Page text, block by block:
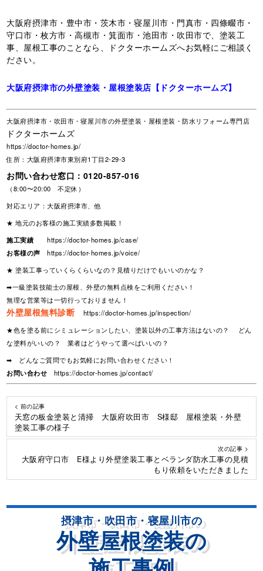
大阪府摂津市・豊中市・茨木市・寝屋川市・門真市・四條畷市・
守口市・枚方市・高槻市・箕面市・池田市・吹田市で、塗装工
事、屋根工事のことなら、ドクターホームズへお気軽にご相談く
ださい。
大阪府摂津市の外壁塗装・屋根塗装店【ドクターホームズ】
大阪府摂津市・吹田市・寝屋川市の外壁塗装・屋根塗装・防水リフォーム専門店
ドクターホームズ
https://doctor-homes.jp/
住所：大阪府摂津市東別府1丁目2-29-3
お問い合わせ窓口： 0120-857-016
（8:00〜20:00 不定休）
対応エリア：大阪府摂津市、他
★ 地元のお客様の施工実績多数掲載！
施工実績
https://doctor-homes.jp/case/
お客様の声
https://doctor-homes.jp/voice/
★ 塗装工事っていくらくらいなの？見積りだけでもいいのかな？
➡一級塗装技能士の屋根、外壁の無料点検をご利用ください！
無理な営業等は一切行っておりません！
外壁屋根無料診断
https://doctor-homes.jp/inspection/
★色を塗る前にシミュレーションしたい、塗装以外の工事方法はないの？ どん
な塗料がいいの？ 業者はどうやって選べばいいの？
➡ どんなご質問でもお気軽にお問い合わせください！
お問い合わせ
https://doctor-homes.jp/contact/
< 前の記事
天窓の板金塗装と清掃 大阪府吹田市 S様邸 屋根塗装・外壁
塗装工事の様子
次の記事 >
大阪府守口市 E様より外壁塗装工事とベランダ防水工事の見積
もり依頼をいただきました
摂津市・吹田市・寝屋川市の
外壁屋根塗装の